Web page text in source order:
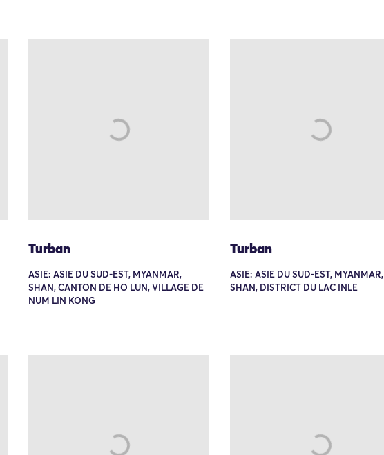
Turban
ASIE: ASIE DU SUD-EST, MYANMAR,
SHAN, CANTON DE HO LUN, VILLAGE DE
NUM LIN KONG
Turban
ASIE: ASIE DU SUD-EST, MYANMAR,
SHAN, DISTRICT DU LAC INLE